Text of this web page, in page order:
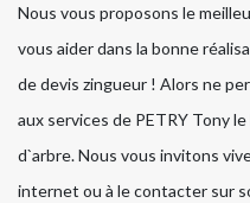
Nous vous proposons le
vous aider dans la bonne
de devis zingueur ! Alors ne
aux services de PETRY Tony
d`arbre. Nous vous invitons
internet ou à le contacter sur